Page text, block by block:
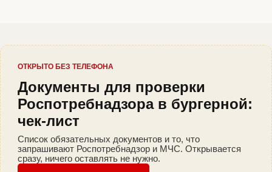
ОТКРЫТО БЕЗ ТЕЛЕФОНА
Документы для проверки
Роспотребнадзора в бургерной:
чек-лист
Список обязательных документов и то, что
запрашивают Роспотребнадзор и МЧС. Открывается
сразу, ничего оставлять не нужно.